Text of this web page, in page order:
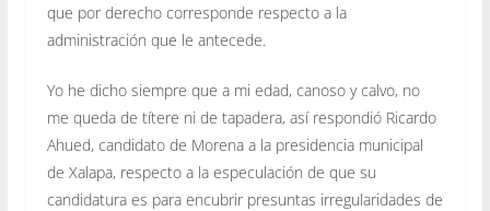
que por derecho corresponde respecto a la
administración que le antecede.
Yo he dicho siempre que a mi edad, canoso y calvo, no
me queda de títere ni de tapadera, así respondió Ricardo
Ahued, candidato de Morena a la presidencia municipal
de Xalapa, respecto a la especulación de que su
candidatura es para encubrir presuntas irregularidades de